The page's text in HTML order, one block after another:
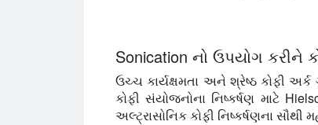
અલ્ટ્રાસોનિક નિષ્કર્ષણ એ કોફી
Sonication નો ઉપયોગ કરીને
ઉચ્ચ કાર્યક્ષમતા અને શ્રેષ્ઠ કોફી
કોફી સંયોજનોના નિષ્કર્ષણ માટે
અલ્ટ્રાસોનિક કોફી નિષ્કર્ષણના સૌથી